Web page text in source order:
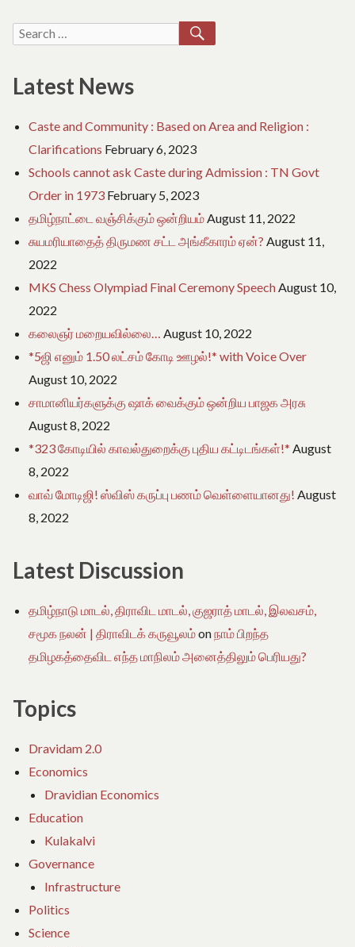
Search
Latest News
Caste and Community : Based on Area and Religion :
Clarifications February 6, 2023
Schools cannot ask Caste during Admission : TN Govt
Order in 1973 February 5, 2023
தமிழ்நாட்டை வஞ்சிக்கும் ஒன்றியம்August 11, 2022
சுயமரியாதைத் திருமண சட்ட அங்கீகாரம் ஏன்? August 11,
2022
MKS Chess Olympiad Final Ceremony SpeechAugust 10,
2022
கலைஞர் மறையவில்லை… August 10, 2022
*5ஜி எனும் 1.50 லட்சம் கோடி ஊழல்!* with Voice Over
August 10, 2022
சாமானியர்களுக்கு ஷாக் வைக்கும் ஒன்றிய பாஜக அரசு
August 8, 2022
*323 கோடியில் காவல்துறைக்கு புதிய கட்டிடங்கள்!* August
8, 2022
வாவ் மோடிஜி! ஸ்விஸ் கருப்பு பணம் வெள்ளையானது! August
8, 2022
Latest Discussion
தமிழ்நாடு மாடல், திராவிட மாடல், குஜராத் மாடல், இலவசம்,
சமூக நலன் | திராவிடக் கருவூலம்onநாம் பிறந்த
தமிழகத்தைவிட எந்த மாநிலம் அனைத்திலும் பெரியது?
Topics
Dravidam 2.0
Economics
Dravidian Economics
Education
Kulakalvi
Governance
Infrastructure
Politics
Science